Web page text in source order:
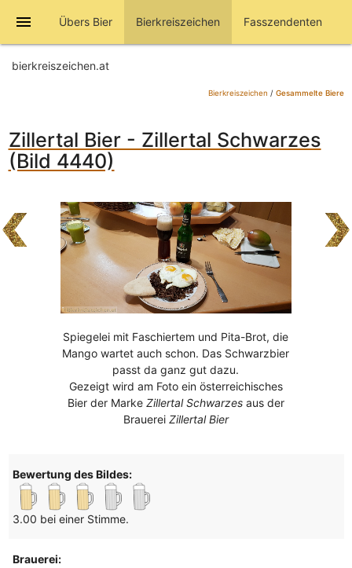
menu Übers Bier Bierkreiszeichen Fasszendenten
bierkreiszeichen.at
Bierkreiszeichen / Gesammelte Biere
Zillertal Bier - Zillertal Schwarzes
(Bild 4440)
Spiegelei mit Faschiertem und Pita-Brot, die
Mango wartet auch schon. Das Schwarzbier
passt da ganz gut dazu.
Gezeigt wird am Foto ein österreichisches
Bier der Marke Zillertal Schwarzesaus der
Brauerei Zillertal Bier
Bewertung des Bildes:
3.00 bei einer Stimme.
Brauerei: